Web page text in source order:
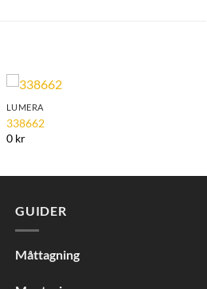
LUMERA
338662
0 kr
GUIDER
Måttagning